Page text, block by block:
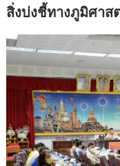
สิ่งบ่งชี้ทางภูมิศา